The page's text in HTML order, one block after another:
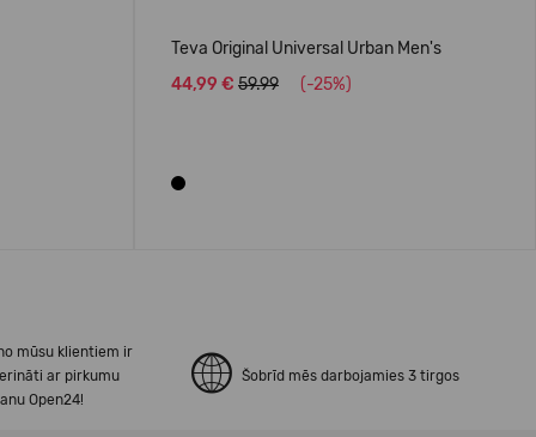
Teva Original Universal Urban Men's
44,99 € 59.99 (-25%)
mūsu klientiem ir
ar pirkumu
Open24!
Šobrīd mēs darbojamies 3 tirgos